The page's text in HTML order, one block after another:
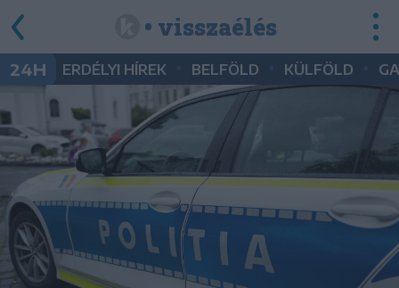
• visszaélés
24H ERDÉLYI HÍREK BELFÖLD KÜLFÖLD